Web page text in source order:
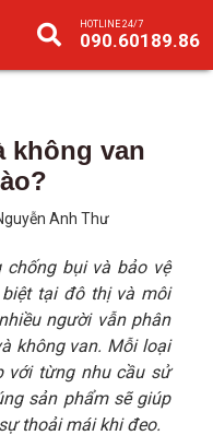
HOTLINE 24/7
090.60189.86
không van
Anh Thư
bụi và bảo vệ
tại đô thị và môi
người vẫn phân
không van. Mỗi loại
với từng nhu cầu sử
sản phẩm sẽ giúp
thoải mái khi đeo.